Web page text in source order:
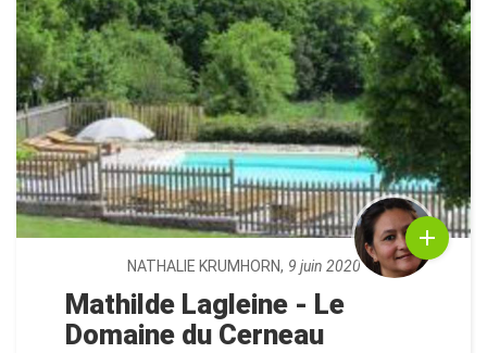
NATHALIE KRUMHORN, 9 juin 2020
Mathilde Lagleine - Le
Domaine du Cerneau